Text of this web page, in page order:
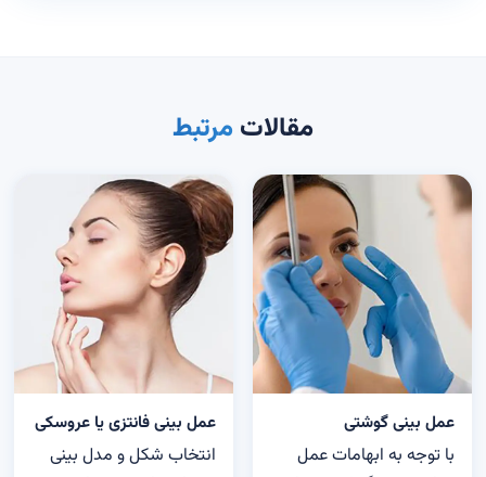
مقالاتمرتبط
عمل بینی گوشتی
با توجه به ابهامات عمل
عمل بینی فانتزی یا عروسکی
انتخاب شکل و مدل بینی